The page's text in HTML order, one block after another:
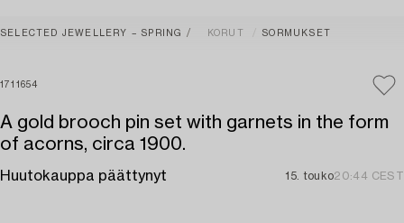
SELECTED JEWELLERY – SPRING KORUT SORMUKSET
1711654
A gold brooch pin set with garnets in the form
of acorns, circa 1900.
Huutokauppa päättynyt 15. touko20:44 CEST